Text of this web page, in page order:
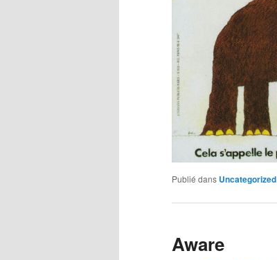
Publié dans Uncategorized
Aware